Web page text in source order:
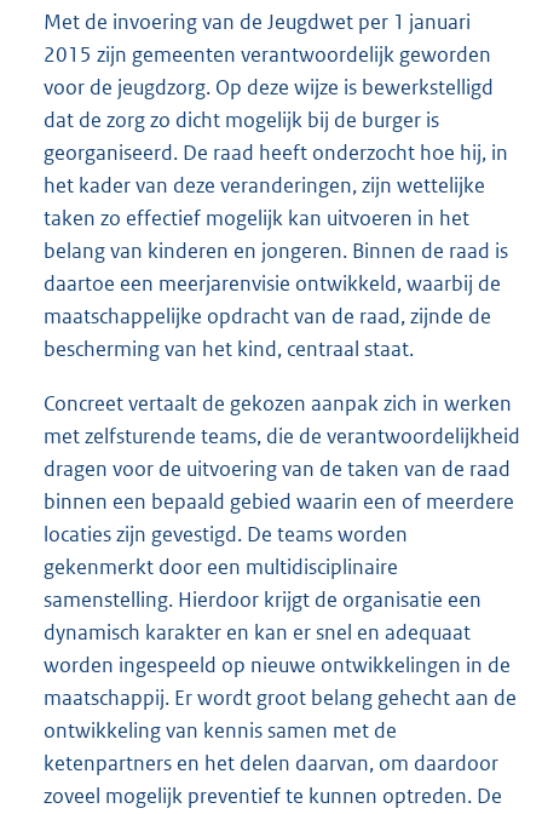
Met de invoering van de Jeugdwet per 1 januari
2015 zijn gemeenten verantwoordelijk geworden
voor de jeugdzorg. Op deze wijze is bewerkstelligd
dat de zorg zo dicht mogelijk bij de burger is
georganiseerd. De raad heeft onderzocht hoe hij, in
het kader van deze veranderingen, zijn wettelijke
taken zo effectief mogelijk kan uitvoeren in het
belang van kinderen en jongeren. Binnen de raad is
daartoe een meerjarenvisie ontwikkeld, waarbij de
maatschappelijke opdracht van de raad, zijnde de
bescherming van het kind, centraal staat.
Concreet vertaalt de gekozen aanpak zich in werken
met zelfsturende teams, die de verantwoordelijkheid
dragen voor de uitvoering van de taken van de raad
binnen een bepaald gebied waarin een of meerdere
locaties zijn gevestigd. De teams worden
gekenmerkt door een multidisciplinaire
samenstelling. Hierdoor krijgt de organisatie een
dynamisch karakter en kan er snel en adequaat
worden ingespeeld op nieuwe ontwikkelingen in de
maatschappij. Er wordt groot belang gehecht aan de
ontwikkeling van kennis samen met de
ketenpartners en het delen daarvan, om daardoor
zoveel mogelijk preventief te kunnen optreden. De